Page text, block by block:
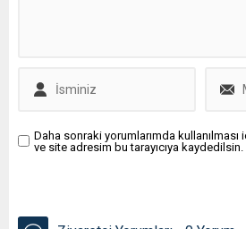
Daha sonraki yorumlarımda
ve site adresim bu tarayıcıya kaydedilsin.